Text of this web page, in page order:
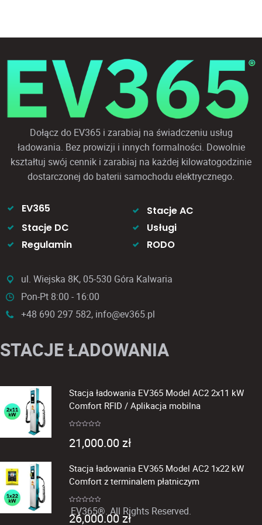
Dołącz do EV365 i zarabiaj na świadczeniu usług
ładowania. Bez prowizji i innych formalności. Dowolnie
kształtuj swój cennik i zarabiaj na każdej kilowatogodzinie
dostarczonej do baterii samochodu elektrycznego.
EV365
Stacje AC
Stacje DC
Usługi
Regulamin
RODO
ul. Wiejska 8K, 05-530 Góra Kalwaria
Pon-Pt 8:00 - 16:00
+48 690 297 582, info@ev365.pl
STACJE ŁADOWANIA
Stacja ładowania EV365 Model AC2 2x11 kW
Comfort RFID / Aplikacja mobilna
0
out
21,000.00 zł
Stacja ładowania EV365 Model AC2 1x22 kW
Comfort z terminalem płatniczym
Rated
0
out
26,000.00zł
EV365®. All Rights Reserved.